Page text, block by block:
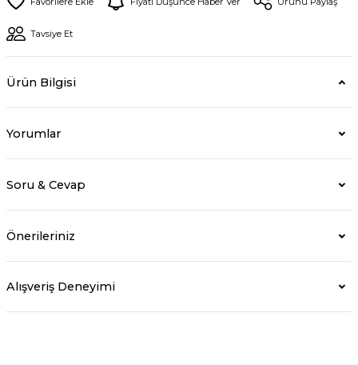
Tavsiye Et
Ürün Bilgisi
Yorumlar
Soru & Cevap
Önerileriniz
Alışveriş Deneyimi